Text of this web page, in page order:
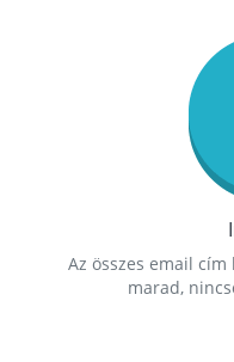
Az összes email
marad,